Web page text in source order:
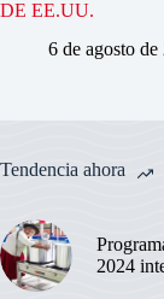
DE EE.UU.
6 de agosto de
Tendencia ahora
2024